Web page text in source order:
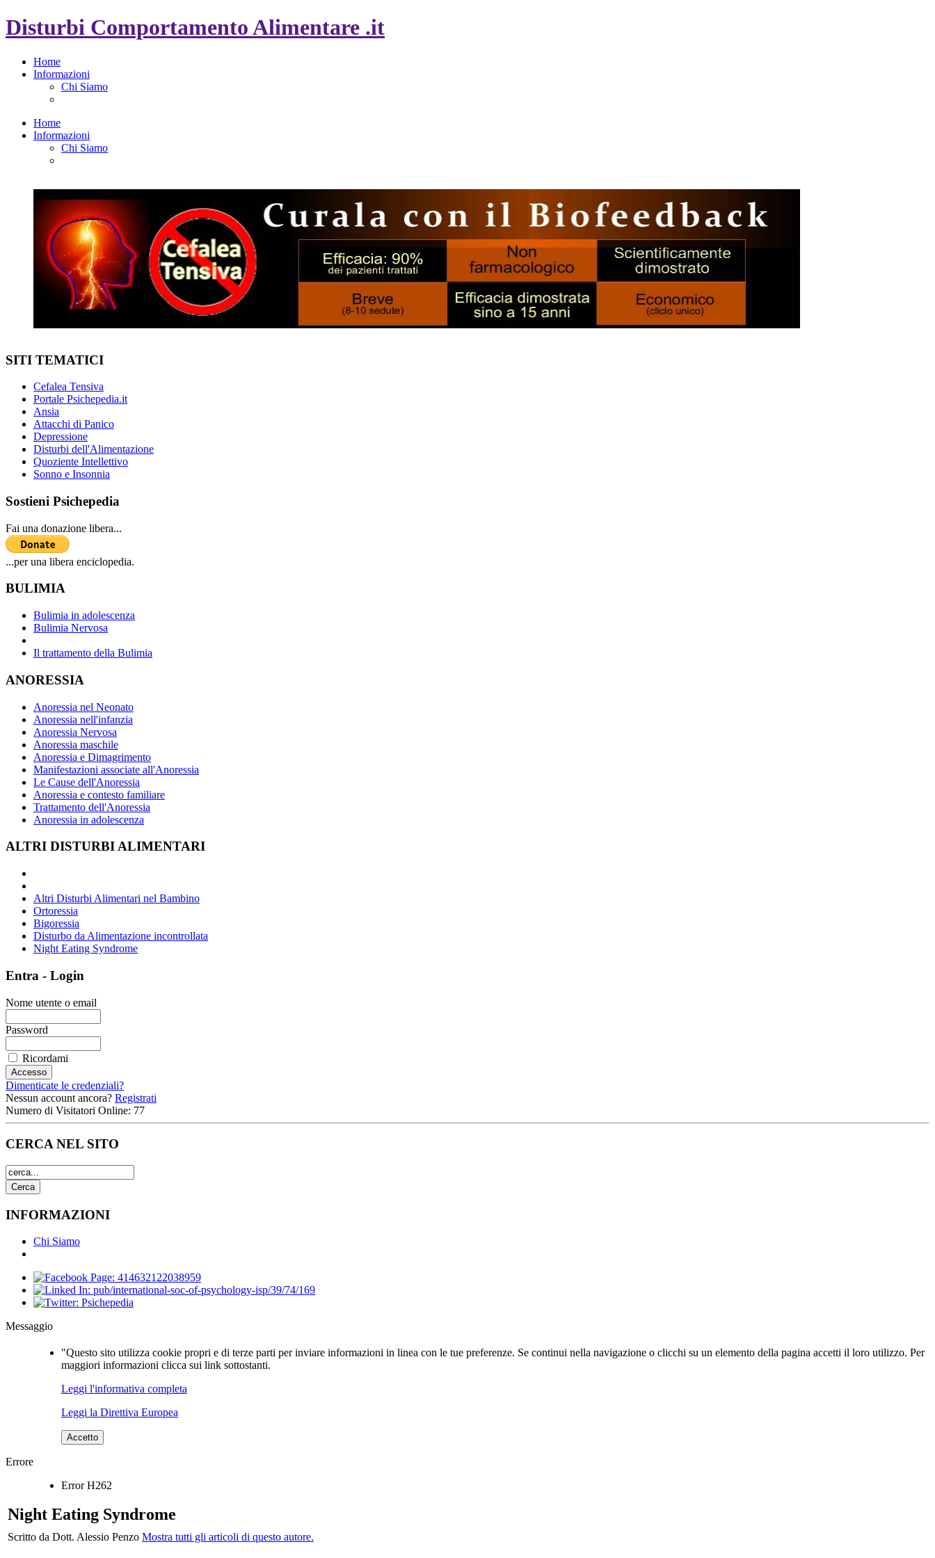
Disturbi Comportamento Alimentare .it
Home
Informazioni
Chi Siamo
Home
Informazioni
Chi Siamo
SITI TEMATICI
Cefalea Tensiva
Portale Psichepedia.it
Ansia
Attacchi di Panico
Depressione
Disturbi dell'Alimentazione
Quoziente Intellettivo
Sonno e Insonnia
Sostieni Psichepedia
Fai una donazione libera...
...per una libera enciclopedia.
BULIMIA
Bulimia in adolescenza
Bulimia Nervosa
Il trattamento della Bulimia
ANORESSIA
Anoressia nel Neonato
Anoressia nell'infanzia
Anoressia Nervosa
Anoressia maschile
Anoressia e Dimagrimento
Manifestazioni associate all'Anoressia
Le Cause dell'Anoressia
Anoressia e contesto familiare
Trattamento dell'Anoressia
Anoressia in adolescenza
ALTRI DISTURBI ALIMENTARI
Altri Disturbi Alimentari nel Bambino
Ortoressia
Bigoressia
Disturbo da Alimentazione incontrollata
Night Eating Syndrome
Entra - Login
Nome utente o email
Password
Ricordami
Dimenticate le credenziali?
Nessun account ancora? Registrati
Numero di Visitatori Online: 77
CERCA NEL SITO
INFORMAZIONI
Chi Siamo
Messaggio
"Questo sito utilizza cookie propri e di terze parti per inviare informazioni in linea con le tue preferenze. Se continui nella navigazione o clicchi su un elemento della pagina accetti il loro utilizzo. Per
maggiori informazioni clicca sui link sottostanti.
Leggi l'informativa completa
Leggi la Direttiva Europea
Accetto
Errore
Error H262
Night Eating Syndrome
Scritto da Dott. Alessio Penzo Mostra tutti gli articoli di questo autore.